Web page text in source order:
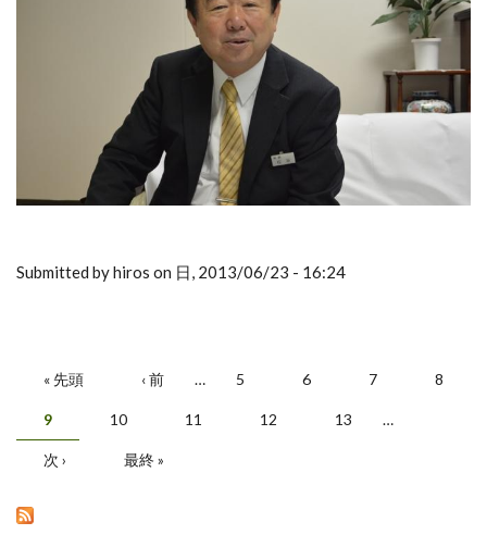
Submitted by hiros on 日, 2013/06/23 - 16:24
ページ
« 先頭 ‹ 前 … 5 6 7 8
9 10 11 12 13 …
次 › 最終 »